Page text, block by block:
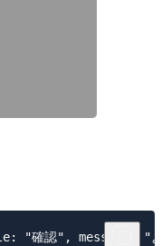
認", message: "